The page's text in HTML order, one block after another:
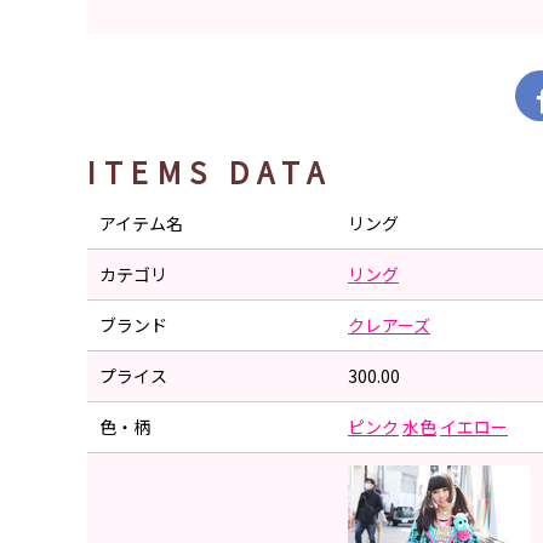
ITEMS DATA
アイテム名 リング
カテゴリ リング
ブランド クレアーズ
プライス 300.00
色・柄 ピンク 水色 イエロー